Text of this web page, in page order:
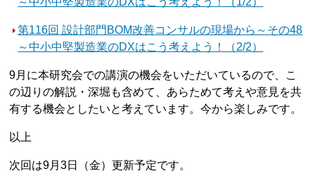
第116回 設計部門BOM改善コンサルの現場から～その48
～中小中堅製造業のDXはこう考えよう！（2/2）
9月に本研究会での講演の機会をいただいているので、こ
の辺りの解説・深堀も含めて、あらためて考えや意見を共
有する機会としたいと考えています。今から楽しみです。
以上
次回は9月3日（金）更新予定です。